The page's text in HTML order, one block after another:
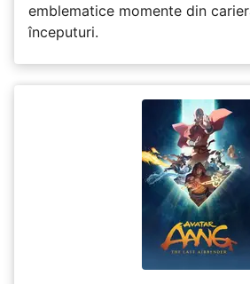
emblematice momente din
începuturi.